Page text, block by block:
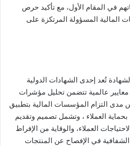
في المقام الأول، مع تأكيد حرص
المالية المسؤولة المرتكزة على
تُعد إحدى الشهادات الدولية
عالمية تتضمن تحليل مؤشرات
مدى التزام المؤسسات المالية بتطبيق
العملاء ، وتشمل تصميم وتقديم
العملاء، والوقاية من الإفراط
الشفافية في الإفصاح عن المنتجات